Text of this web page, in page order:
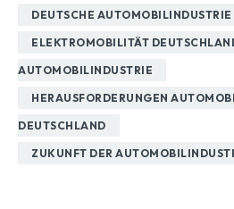
DEUTSCHE AUTOMOBILINDUSTRIE
ELEKTROMOBILITÄT
AUTOMOBILINDUSTRIE
HERAUSFORDERUNGEN
DEUTSCHLAND
ZUKUNFT DER